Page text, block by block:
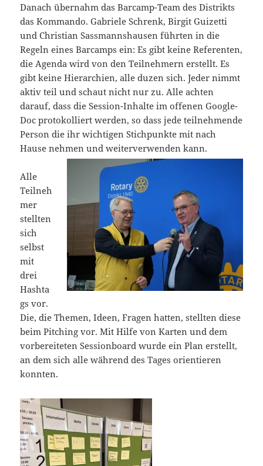
Danach übernahm das Barcamp-Team des Distrikts
das Kommando. Gabriele Schrenk, Birgit Guizetti
und Christian Sassmannshausen führten in die
Regeln eines Barcamps ein: Es gibt keine Referenten,
die Agenda wird von den Teilnehmern erstellt. Es
gibt keine Hierarchien, alle duzen sich. Jeder nimmt
aktiv teil und schaut nicht nur zu. Alle achten
darauf, dass die Session-Inhalte im offenen Google-
Doc protokolliert werden, so dass jede teilnehmende
Person die ihr wichtigen Stichpunkte mit nach
Hause nehmen und weiterverwenden kann.
Alle
Teilneh
mer
stellten
sich
selbst
mit
drei
Hashta
gs vor.
Die, die Themen, Ideen, Fragen hatten, stellten diese
beim Pitching vor. Mit Hilfe von Karten und dem
vorbereiteten Sessionboard wurde ein Plan erstellt,
an dem sich alle während des Tages orientieren
konnten.